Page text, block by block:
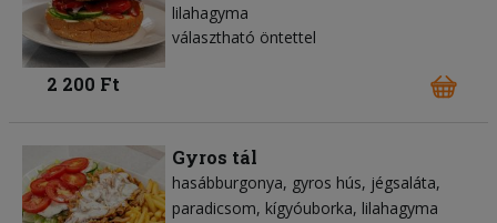
lilahagyma
választható öntettel
2 200 Ft
Gyros tál
hasábburgonya gyros hús jégsaláta
paradicsom kígyóuborka lilahagyma